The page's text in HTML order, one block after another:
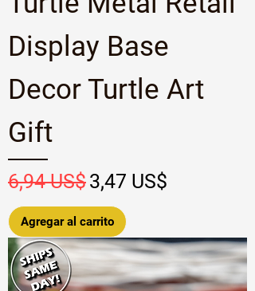
Display Base
Decor Turtle Art
Gift
Precio
6,94 US$Precio de oferta
3,47 US$
Agregar al carrito